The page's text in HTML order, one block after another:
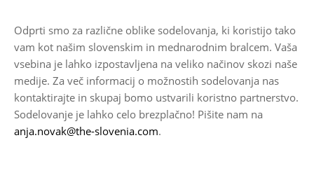
Odprti smo za različne oblike sodelovanja, ki koristijo tako
vam kot našim slovenskim in mednarodnim bralcem. Vaša
vsebina je lahko izpostavljena na veliko načinov skozi naše
medije. Za več informacij o možnostih sodelovanja nas
kontaktirajte in skupaj bomo ustvarili koristno partnerstvo.
Sodelovanje je lahko celo brezplačno! Pišite nam na
anja.novak@the-slovenia.com.